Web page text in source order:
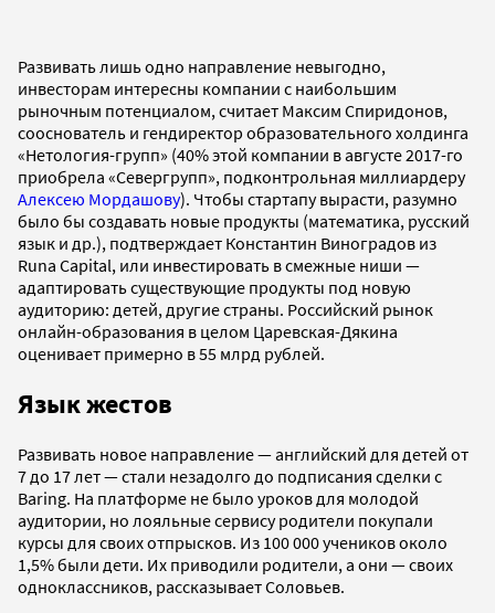
Развивать лишь одно направление невыгодно,
инвесторам интересны компании с наибольшим
рыночным потенциалом, считает Максим Спиридонов,
сооснователь и гендиректор образовательного холдинга
«Нетология-групп» (40% этой компании в августе 2017-го
приобрела «Севергрупп», подконтрольная миллиардеру
Алексею Мордашову). Чтобы стартапу вырасти, разумно
было бы создавать новые продукты (математика, русский
язык и др.), подтверждает Константин Виноградов из
Runa Capital, или инвестировать в смежные ниши —
адаптировать существующие продукты под новую
аудиторию: детей, другие страны. Российский рынок
онлайн-образования в целом Царевская-Дякина
оценивает примерно в 55 млрд рублей.
Язык жестов
Развивать новое направление — английский для детей от
7 до 17 лет — стали незадолго до подписания сделки с
Baring. На платформе не было уроков для молодой
аудитории, но лояльные сервису родители покупали
курсы для своих отпрысков. Из 100 000 учеников около
1,5% были дети. Их приводили родители, а они — своих
одноклассников, рассказывает Соловьев.